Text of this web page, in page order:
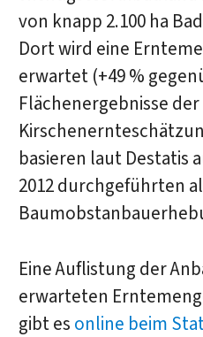
von knapp 2.100 ha
Dort wird eine
erwartet (+49 %
Flächenergebnisse
basieren laut Destatis
2012 durchgeführten
Eine Auflistung der
erwarteten
gibt es online beim